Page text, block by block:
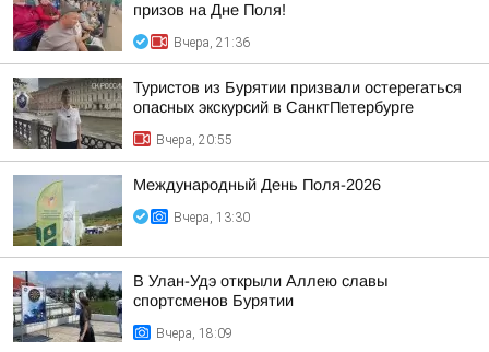
призов на Дне Поля!
Вчера, 21:36
Туристов из Бурятии призвали остерегаться
опасных экскурсий в СанктПетербурге
Вчера, 20:55
Международный День Поля-2026
Вчера, 13:30
В Улан-Удэ открыли Аллею славы
спортсменов Бурятии
Вчера, 18:09